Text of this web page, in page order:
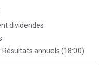
dividendes
: Résultats annuels (18:00)